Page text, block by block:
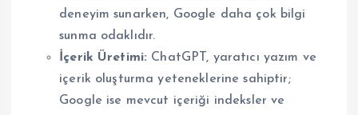
deneyim sunarken, Google daha çok bilgi
sunma odaklıdır.
İçerik Üretimi: ChatGPT, yaratıcı yazım ve
içerik oluşturma yeteneklerine sahiptir;
Google ise mevcut içeriği indeksler ve